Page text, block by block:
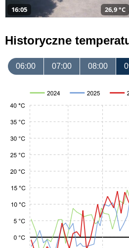
16:05 26,9 °C
Historyczne
06:00 07:00 08:00